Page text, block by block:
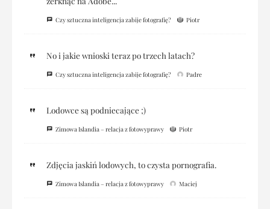
Czy sztuczna inteligencja zabije fotografię? Piotr
No i jakie wnioski teraz po trzech latach?
Czy sztuczna inteligencja zabije fotografię? Padre
Lodowce są podniecające ;)
Zimowa Islandia – relacja z fotowyprawy Piotr
Zdjęcia jaskiń lodowych, to czysta pornografia.
Zimowa Islandia – relacja z fotowyprawy Maciej